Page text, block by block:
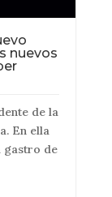
nuevos
de la
En ella
gastro de